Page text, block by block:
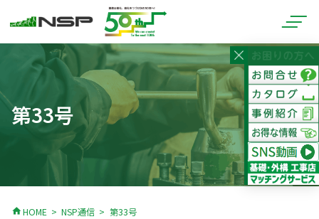
第33号
home HOME NSP通信 第33号